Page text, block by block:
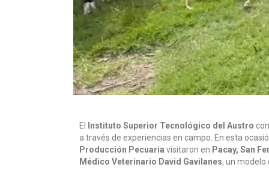
El Instituto Superior Tecnológico del Austro
a través de experiencias en campo. En esta
Producción Pecuaria visitaron en Pacay, San
Médico Veterinario David Gavilanes, un modelo